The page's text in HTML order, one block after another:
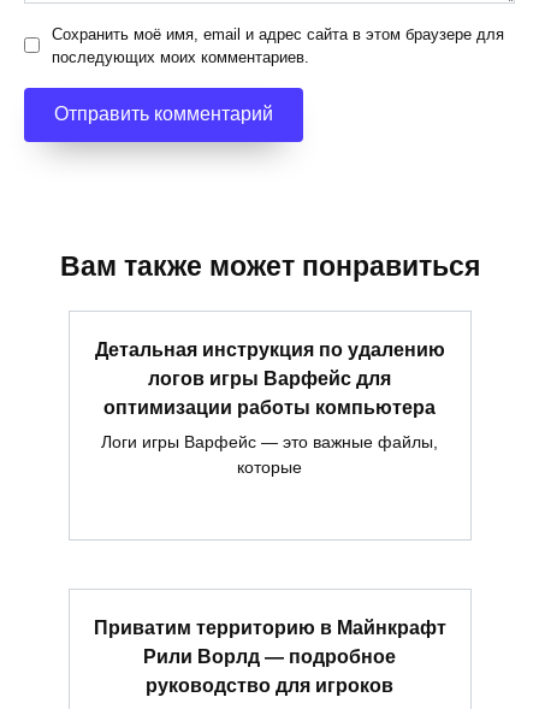
Сохранить моё имя, email и адрес сайта в этом браузере для
последующих моих комментариев.
Вам также может понравиться
Детальная инструкция по удалению
логов игры Варфейс для
оптимизации работы компьютера
Логи игры Варфейс — это важные файлы,
которые
Приватим территорию в Майнкрафт
Рили Ворлд — подробное
руководство для игроков